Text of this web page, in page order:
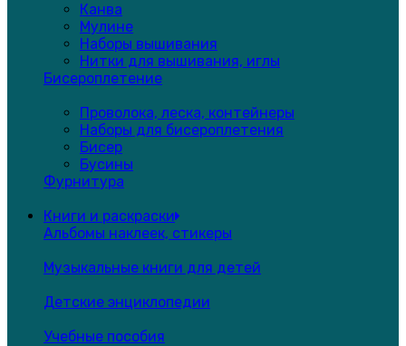
Канва
Мулине
Наборы вышивания
Нитки для вышивания, иглы
Бисероплетение
Проволока, леска, контейнеры
Наборы для бисероплетения
Бисер
Бусины
Фурнитура
Книги и раскраски
Альбомы наклеек, стикеры
Музыкальные книги для детей
Детские энциклопедии
Учебные пособия